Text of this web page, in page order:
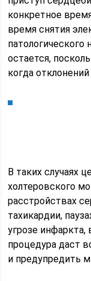
конкретное
время снятия
остается,
когда
В таких случаях
холтеровского
расстройствах
тахикардии,
угрозе инфаркта,
процедура даст
и предупредить